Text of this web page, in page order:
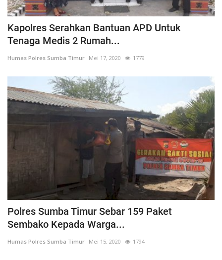
Kapolres Serahkan Bantuan APD Untuk
Tenaga Medis 2 Rumah...
Humas Polres Sumba Timur Mei 17, 2020 1779
Polres Sumba Timur Sebar 159 Paket
Sembako Kepada Warga...
Humas Polres Sumba Timur Mei 15, 2020 1794